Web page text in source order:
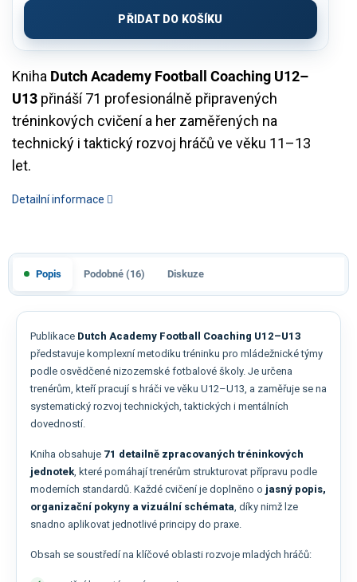
Kniha Dutch Academy Football Coaching U12–
U13 přináší 71 profesionálně připravených
tréninkových cvičení a her zaměřených na
technický i taktický rozvoj hráčů ve věku 11–13
let.
Detailní informace
cena:
PŘIDAT DO KOŠÍKU
Popis Podobné (16) Diskuze
Publikace Dutch Academy Football Coaching U12–U13
představuje komplexní metodiku tréninku pro mládežnické týmy
podle osvědčené nizozemské fotbalové školy. Je určena
trenérům, kteří pracují s hráči ve věku U12–U13, a zaměřuje se na
systematický rozvoj technických, taktických i mentálních
dovedností.
Kniha obsahuje 71 detailně zpracovaných tréninkových
jednotek , které pomáhají trenérům strukturovat přípravu podle
moderních standardů. Každé cvičení je doplněno o jasný popis,
organizační pokyny a vizuální schémata , díky nimž lze
snadno aplikovat jednotlivé principy do praxe.
Obsah se soustředí na klíčové oblasti rozvoje mladých hráčů: